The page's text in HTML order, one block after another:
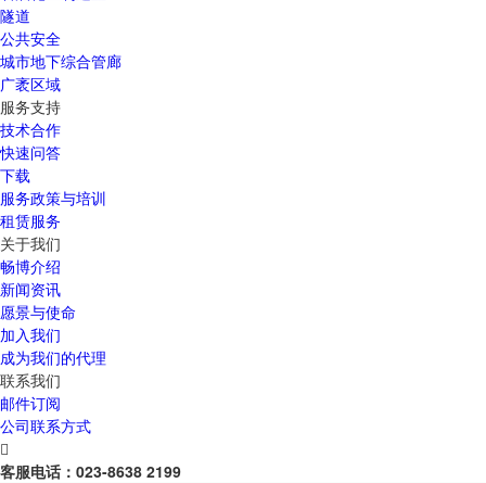
隧道
公共安全
城市地下综合管廊
广袤区域
服务支持
技术合作
快速问答
下载
服务政策与培训
租赁服务
关于我们
畅博介绍
新闻资讯
愿景与使命
加入我们
成为我们的代理
联系我们
邮件订阅
公司联系方式

客服电话： 023-8638 2199